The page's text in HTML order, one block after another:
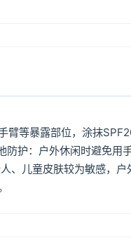
臂等暴露部位，涂抹
防护：户外休闲时避免用
、儿童皮肤较为敏感，户